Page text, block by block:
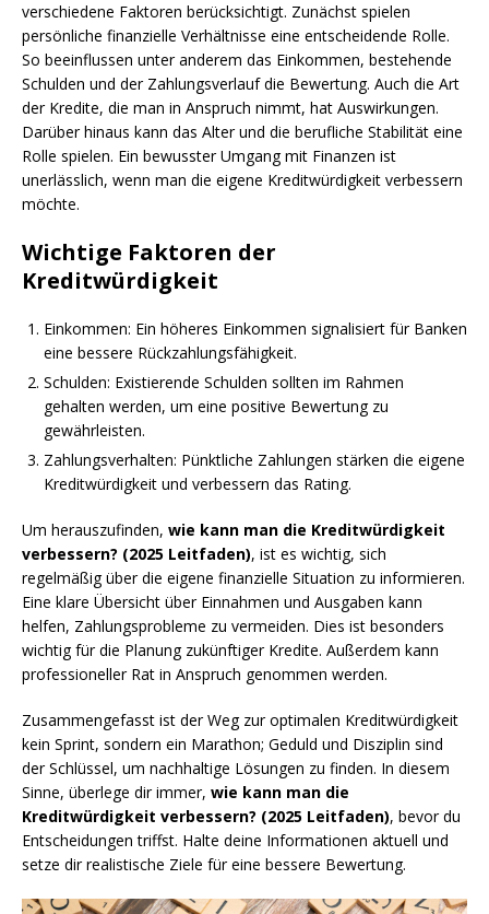
verschiedene Faktoren berücksichtigt. Zunächst spielen
persönliche finanzielle Verhältnisse eine entscheidende Rolle.
So beeinflussen unter anderem das Einkommen, bestehende
Schulden und der Zahlungsverlauf die Bewertung. Auch die Art
der Kredite, die man in Anspruch nimmt, hat Auswirkungen.
Darüber hinaus kann das Alter und die berufliche Stabilität eine
Rolle spielen. Ein bewusster Umgang mit Finanzen ist
unerlässlich, wenn man die eigene Kreditwürdigkeit verbessern
möchte.
Wichtige Faktoren der
Kreditwürdigkeit
Einkommen: Ein höheres Einkommen signalisiert für Banken
eine bessere Rückzahlungsfähigkeit.
Schulden: Existierende Schulden sollten im Rahmen
gehalten werden, um eine positive Bewertung zu
gewährleisten.
Zahlungsverhalten: Pünktliche Zahlungen stärken die eigene
Kreditwürdigkeit und verbessern das Rating.
Um herauszufinden, wie kann man die Kreditwürdigkeit
verbessern? (2025 Leitfaden), ist es wichtig, sich
regelmäßig über die eigene finanzielle Situation zu informieren.
Eine klare Übersicht über Einnahmen und Ausgaben kann
helfen, Zahlungsprobleme zu vermeiden. Dies ist besonders
wichtig für die Planung zukünftiger Kredite. Außerdem kann
professioneller Rat in Anspruch genommen werden.
Zusammengefasst ist der Weg zur optimalen Kreditwürdigkeit
kein Sprint, sondern ein Marathon; Geduld und Disziplin sind
der Schlüssel, um nachhaltige Lösungen zu finden. In diesem
Sinne, überlege dir immer, wie kann man die
Kreditwürdigkeit verbessern? (2025 Leitfaden), bevor du
Entscheidungen triffst. Halte deine Informationen aktuell und
setze dir realistische Ziele für eine bessere Bewertung.